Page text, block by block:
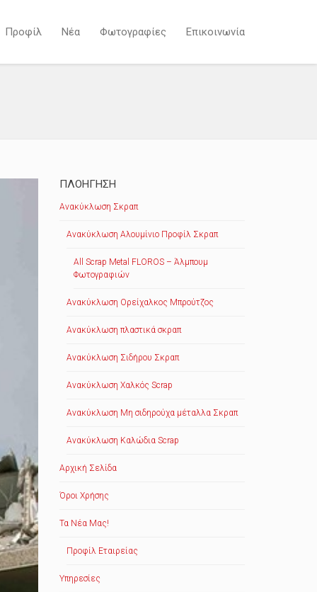
Προφίλ Νέα Φωτογραφίες Επικοινωνία
ΠΛΟΉΓΗΣΗ
Ανακύκλωση Σκραπ
Ανακύκλωση Αλουμίνιο Προφίλ Σκραπ
All Scrap Metal FLOROS – Άλμπουμ
Φωτογραφιών
Ανακύκλωση Ορείχαλκος Μπρούτζος
Ανακύκλωση πλαστικά σκραπ
Ανακύκλωση Σιδήρου Σκραπ
Ανακύκλωση Χαλκός Scrap
Ανακύκλωση Μη σιδηρούχα μέταλλα Σκραπ
Ανακύκλωση Καλώδια Scrap
Αρχική Σελίδα
Όροι Χρήσης
Τα Νέα Μας!
Προφίλ Εταιρείας
Υπηρεσίες